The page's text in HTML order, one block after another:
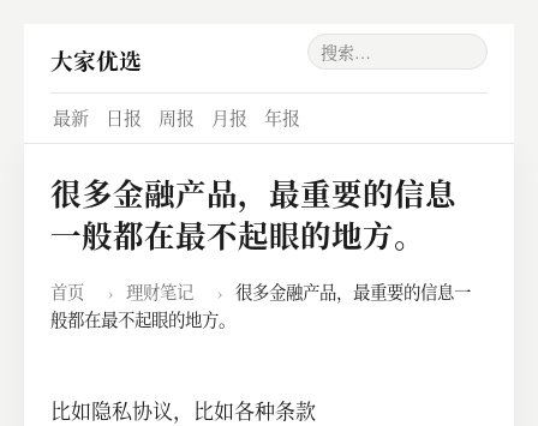
大家优选
最新 日报 周报 月报 年报
很多金融产品，最重要的信息
一般都在最不起眼的地方。
首页 › 理财笔记 ›
很多金融产品，最重要的信息一
般都在最不起眼的地方。
比如隐私协议，比如各种条款